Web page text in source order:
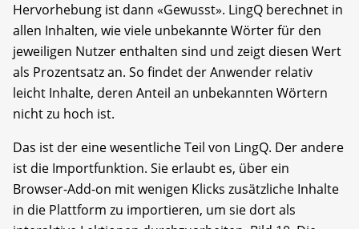
Hervorhebung ist dann «Gewusst». LingQ berechnet in
allen Inhalten, wie viele unbekannte Wörter für den
jeweiligen Nutzer enthalten sind und zeigt diesen Wert
als Prozentsatz an. So findet der Anwender relativ
leicht Inhalte, deren Anteil an unbekannten Wörtern
nicht zu hoch ist.
Das ist der eine wesentliche Teil von LingQ. Der andere
ist die Importfunktion. Sie erlaubt es, über ein
Browser-Add-on mit wenigen Klicks zusätzliche Inhalte
in die Plattform zu importieren, um sie dort als